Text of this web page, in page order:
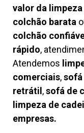
valor da
colchão barata
colchão
rápido,
Atendemos
comerciais,
retrátil,sofá de
limpeza de
empresas.